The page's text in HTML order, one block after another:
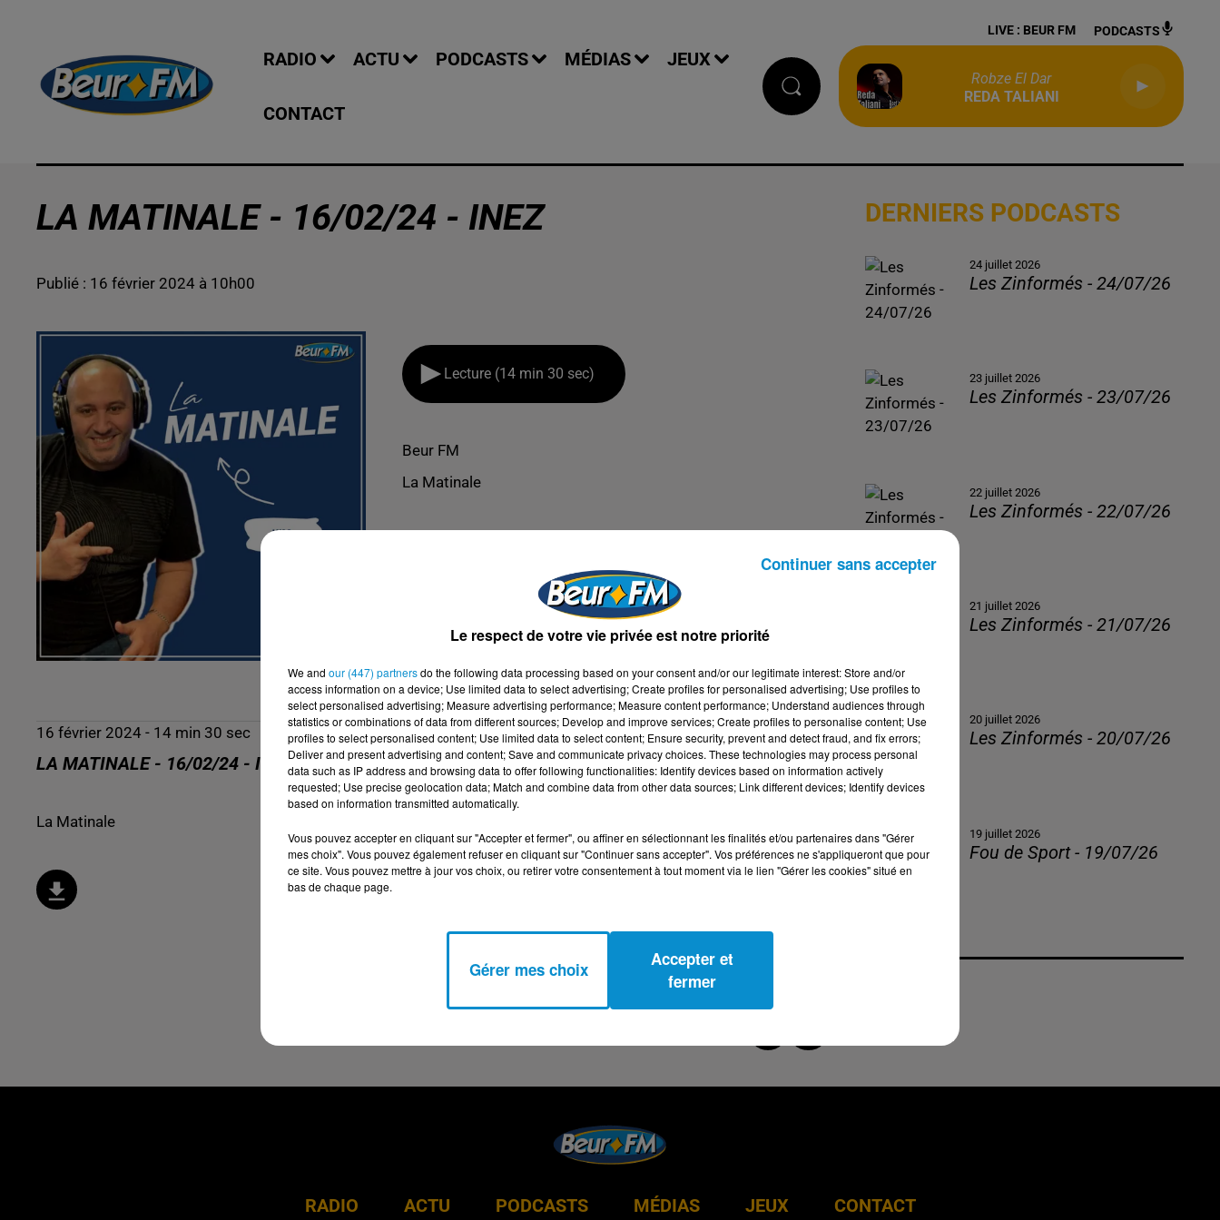
RADIO ACTU PODCASTS MÉDIAS JEUX
CONTACT
LIVE : BEUR FM PODCASTS
Robze El Dar
REDA TALIANI
LA MATINALE - 16/02/24 - INEZ
Publié : 16 février 2024 à 10h00
Lecture (14 min 30 sec)
Beur FM
La Matinale
16 février 2024 - 14 min 30 sec
LA MATINALE - 16/02/24 - INEZ
La Matinale
DERNIERS PODCASTS
24 juillet 2026
Les Zinformés - 24/07/26
23 juillet 2026
Les Zinformés - 23/07/26
22 juillet 2026
Les Zinformés - 22/07/26
21 juillet 2026
Les Zinformés - 21/07/26
20 juillet 2026
Les Zinformés - 20/07/26
19 juillet 2026
Fou de Sport - 19/07/26
RADIO ACTU PODCASTS MÉDIAS JEUX CONTACT
Le respect de votre vie privée est notre priorité
We and our (447) partnersdo the following data processing based on your consent and/or our legitimate interest: Store and/or
access information on a device; Use limited data to select advertising; Create profiles for personalised advertising; Use profiles to
select personalised advertising; Measure advertising performance; Measure content performance; Understand audiences through
statistics or combinations of data from different sources; Develop and improve services; Create profiles to personalise content; Use
profiles to select personalised content; Use limited data to select content; Ensure security, prevent and detect fraud, and fix errors;
Deliver and present advertising and content; Save and communicate privacy choices. These technologies may process personal
data such as IP address and browsing data to offer following functionalities: Identify devices based on information actively
requested; Use precise geolocation data; Match and combine data from other data sources; Link different devices; Identify devices
based on information transmitted automatically.
Vous pouvez accepter en cliquant sur "Accepter et fermer", ou affiner en sélectionnant les finalités et/ou partenaires dans "Gérer
mes choix". Vous pouvez également refuser en cliquant sur "Continuer sans accepter". Vos préférences ne s'appliqueront que pour
ce site. Vous pouvez mettre à jour vos choix, ou retirer votre consentement à tout moment via le lien "Gérer les cookies" situé en
bas de chaque page.
Gérer mes choix
Accepter et
fermer
Continuer sans accepter